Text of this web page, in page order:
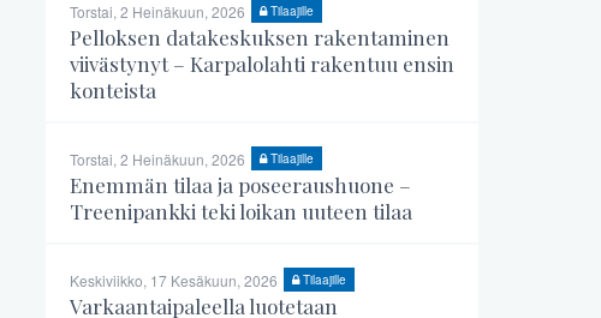
Torstai, 2 Heinäkuun, 2026 Tilaajille
Pelloksen datakeskuksen rakentaminen
viivästynyt – Karpalolahti rakentuu ensin
konteista
Torstai, 2 Heinäkuun, 2026 Tilaajille
Enemmän tilaa ja poseeraushuone –
Treenipankki teki loikan uuteen tilaa
Keskiviikko, 17 Kesäkuun, 2026 Tilaajille
Varkaantaipaleella luotetaan